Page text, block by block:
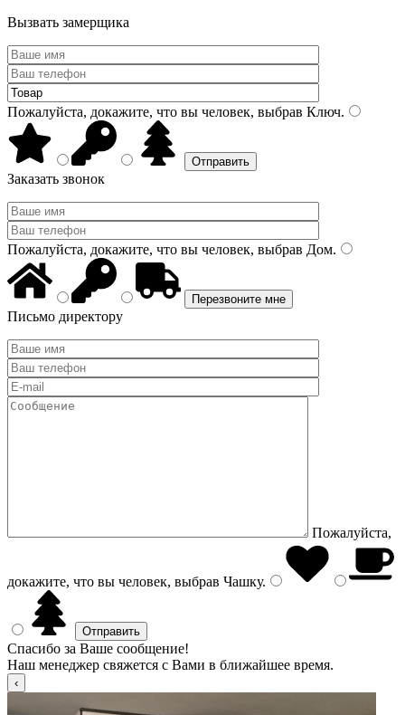
Вызвать замерщика
Пожалуйста, докажите, что вы человек, выбрав Ключ.
Заказать звонок
Пожалуйста, докажите, что вы человек, выбрав Дом.
Письмо директору
Пожалуйста,
докажите, что вы человек, выбрав Чашку.
Спасибо за Ваше сообщение!
Наш менеджер свяжется с Вами в ближайшее время.